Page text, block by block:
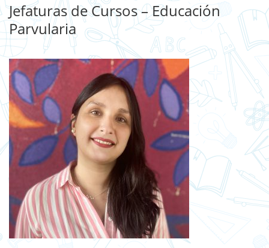
Jefaturas de Cursos – Educación
Parvularia